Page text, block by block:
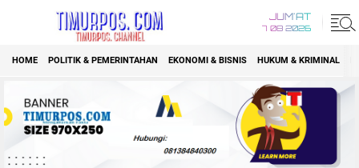
JUM'AT
7 08 2026
HOME POLITIK & PEMERINTAHAN EKONOMI & BISNIS HUKUM & KRIMINAL